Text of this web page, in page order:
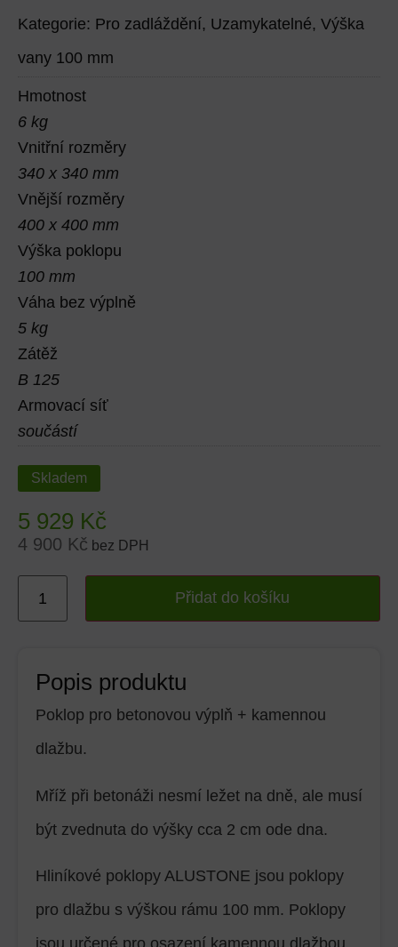
Kategorie: Pro zadláždění, Uzamykatelné, Výška
vany 100 mm
Hmotnost
6 kg
Vnitřní rozměry
340 x 340 mm
Vnější rozměry
400 x 400 mm
Výška poklopu
100 mm
Váha bez výplně
5 kg
Zátěž
B 125
Armovací síť
součástí
Skladem
5 929 Kč
4 900 Kč bez DPH
Přidat do košíku
Popis produktu
Poklop pro betonovou výplň + kamennou
dlažbu.
Mříž při betonáži nesmí ležet na dně, ale musí
být zvednuta do výšky cca 2 cm ode dna.
Hliníkové poklopy ALUSTONE jsou poklopy
pro dlažbu s výškou rámu 100 mm. Poklopy